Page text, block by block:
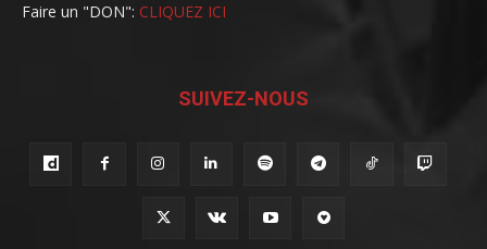
Faire un "DON": CLIQUEZ ICI
SUIVEZ-NOUS